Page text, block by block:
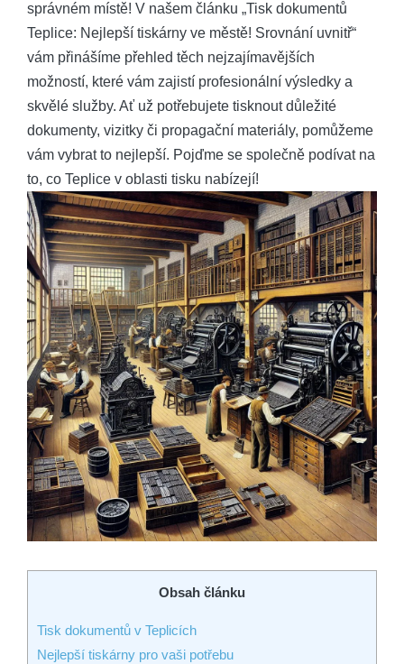
správném místě! V našem článku „Tisk dokumentů
Teplice: Nejlepší tiskárny ve městě! Srovnání uvnitř“
vám přinášíme přehled těch nejzajímavějších
možností, které vám zajistí profesionální výsledky a
skvělé služby. Ať už potřebujete tisknout důležité
dokumenty, vizitky či propagační materiály, pomůžeme
vám vybrat to nejlepší. Pojďme se společně podívat na
to, co Teplice v oblasti tisku nabízejí!
Obsah článku
Tisk dokumentů v Teplicích
Nejlepší tiskárny pro vaši potřebu